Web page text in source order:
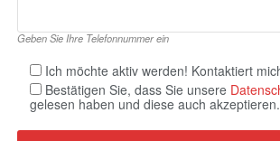
Geben Sie Ihre Telefonnummer ein
Ich möchte aktiv werden! Kontaktiert
Bestätigen Sie, dass Sie unsere
gelesen haben und diese auch akzeptieren.